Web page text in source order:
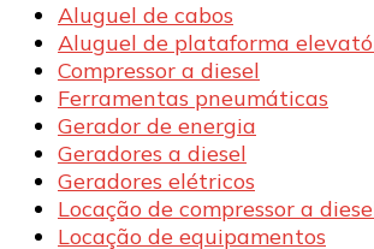
Aluguel de cabos
Aluguel de plataforma
Compressor a diesel
Ferramentas pneumáticas
Gerador de energia
Geradores a diesel
Geradores elétricos
Locação de compressor a
Locação de equipamentos